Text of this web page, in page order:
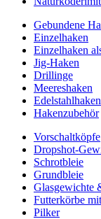
Gebundene
Einzelhaken
Einzelhaken
Jig-Haken
Drillinge
Meereshaken
Edelstahlhaken
Hakenzubehör
Vorschaltköpfe
Dropshot-
Schrotbleie
Grundbleie
Glasgewichte
Futterkörbe
Pilker